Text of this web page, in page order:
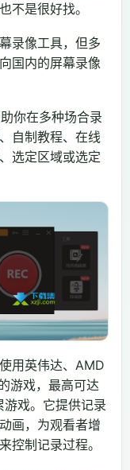
不是很好找。
录像工具，但多
国内的屏幕录像
你在多种场合录
自制教程、在线
选定区域或选定
用英伟达、AMD
游戏，最高可达
戏。它提供记录
画，为观看者增
控制记录过程。